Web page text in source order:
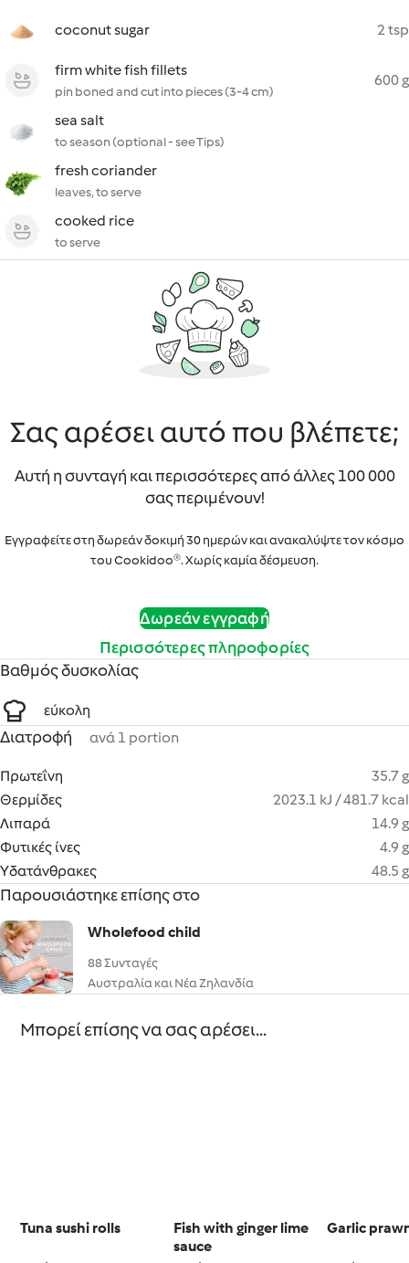
coconut sugar 2 tsp
firm white fish fillets
pin boned and cut into pieces (3-4 cm)
600 g
sea salt
to season (optional - see Tips)
fresh coriander
leaves, to serve
cooked rice
to serve
Σας αρέσει αυτό που βλέπετε;
Αυτή η συνταγή και περισσότερες από άλλες 100 000
σας περιμένουν!
Εγγραφείτε στη δωρεάν δοκιμή 30 ημερών και ανακαλύψτε τον κόσμο
του Cookidoo®. Χωρίς καμία δέσμευση.
Δωρεάν εγγραφή
Περισσότερες πληροφορίες
Βαθμός δυσκολίας
εύκολη
Διατροφή ανά 1 portion
Πρωτεΐνη
35.7 g
Θερμίδες
2023.1 kJ / 481.7 kcal
Λιπαρά
14.9 g
Φυτικές ίνες
4.9 g
Υδατάνθρακες
48.5 g
Παρουσιάστηκε επίσης στο
Wholefood child
88 Συνταγές
Αυστραλία και Νέα Ζηλανδία
Μπορεί επίσης να σας αρέσει...
Tuna sushi rolls
Fish with ginger lime
sauce
Garlic